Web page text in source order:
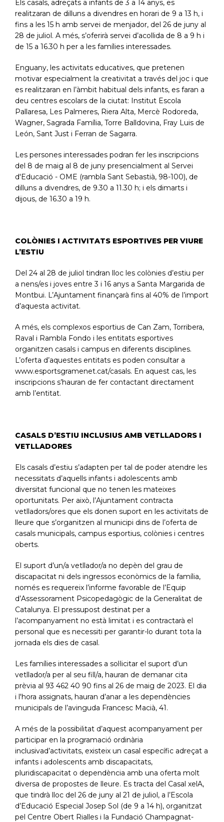
Els casals, adreçats a infants de 3 a 14 anys, es
realitzaran de dilluns a divendres en horari de 9 a 13 h, i
fins a les 15 h amb servei de menjador, del 26 de juny al
28 de juliol. A més, s’oferirà servei d’acollida de 8 a 9 h i
de 15 a 16.30 h per a les famílies interessades.
Enguany, les activitats educatives, que pretenen
motivar especialment la creativitat a través del joc i que
es realitzaran en l’àmbit habitual dels infants, es faran a
deu centres escolars de la ciutat: Institut Escola
Pallaresa, Les Palmeres, Riera Alta, Mercè Rodoreda,
Wagner, Sagrada Família, Torre Balldovina, Fray Luis de
León, Sant Just i Ferran de Sagarra.
Les persones interessades podran fer les inscripcions
del 8 de maig al 8 de juny presencialment al Servei
d'Educació - OME (rambla Sant Sebastià, 98-100), de
dilluns a divendres, de 9.30 a 11.30 h; i els dimarts i
dijous, de 16.30 a 19 h.
COLÒNIES I ACTIVITATS ESPORTIVES PER VIURE
L’ESTIU
Del 24 al 28 de juliol tindran lloc les colònies d’estiu per
a nens/es i joves entre 3 i 16 anys a Santa Margarida de
Montbui. L’Ajuntament finançarà fins al 40% de l’import
d’aquesta activitat.
A més, els complexos esportius de Can Zam, Torribera,
Raval i Rambla Fondo i les entitats esportives
organitzen casals i campus en diferents disciplines.
L’oferta d’aquestes entitats es poden consultar a
www.esportsgramenet.cat/casals. En aquest cas, les
inscripcions s’hauran de fer contactant directament
amb l’entitat.
CASALS D’ESTIU INCLUSIUS AMB VETLLADORS I
VETLLADORES
Els casals d’estiu s’adapten per tal de poder atendre les
necessitats d’aquells infants i adolescents amb
diversitat funcional que no tenen les mateixes
oportunitats. Per això, l’Ajuntament contracta
vetlladors/ores que els donen suport en les activitats de
lleure que s’organitzen al municipi dins de l’oferta de
casals municipals, campus esportius, colònies i centres
oberts.
El suport d’un/a vetllador/a no depèn del grau de
discapacitat ni dels ingressos econòmics de la família,
només es requereix l’informe favorable de l’Equip
d’Assessorament Psicopedagògic de la Generalitat de
Catalunya. El pressupost destinat per a
l’acompanyament no està limitat i es contractarà el
personal que es necessiti per garantir-lo durant tota la
jornada els dies de casal.
Les famílies interessades a sol·licitar el suport d’un
vetllador/a per al seu fill/a, hauran de demanar cita
prèvia al 93 462 40 90 fins al 26 de maig de 2023. El dia
i l'hora assignats, hauran d’anar a les dependències
municipals de l’avinguda Francesc Macià, 41.
A més de la possibilitat d’aquest acompanyament per
participar en la programació ordinària
inclusivad’activitats, existeix un casal específic adreçat a
infants i adolescents amb discapacitats,
pluridiscapacitat o dependència amb una oferta molt
diversa de propostes de lleure. Es tracta del Casal xelA,
que tindrà lloc del 26 de juny al 21 de juliol, a l’Escola
d’Educació Especial Josep Sol (de 9 a 14 h), organitzat
pel Centre Obert Rialles i la Fundació Champagnat-